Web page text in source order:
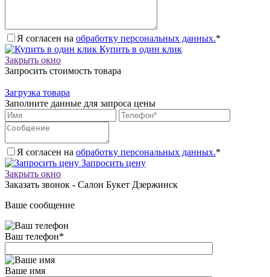
Я согласен на обработку персональных данных.*
Купить в один клик
Закрыть окно
Запросить стоимость товара
Загрузка товара
Заполните данные для запроса цены
Я согласен на обработку персональных данных.*
Запросить цену
Закрыть окно
Заказать звонок - Салон Букет Дзержинск
Ваше сообщение
Ваш телефон*
Ваше имя